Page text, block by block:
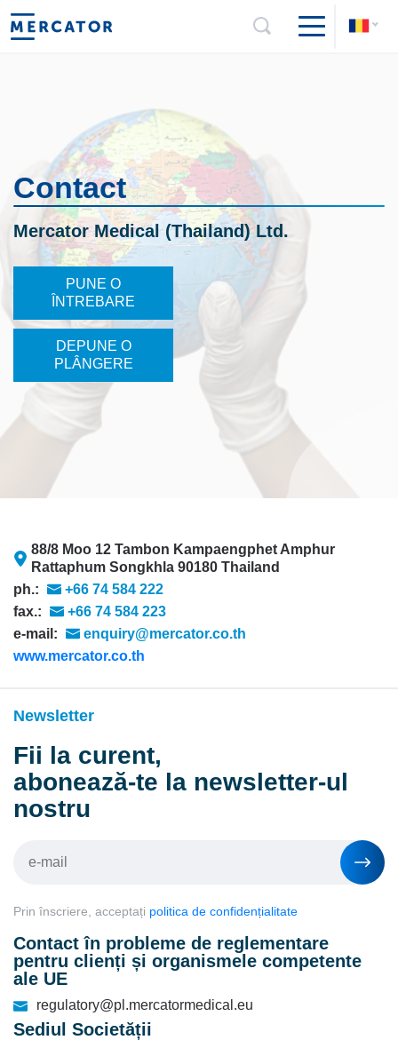
Contact
Mercator Medical (Thailand) Ltd.
PUNE O
ÎNTREBARE
DEPUNE O
PLÂNGERE
88/8 Moo 12 Tambon Kampaengphet Amphur
Rattaphum Songkhla 90180 Thailand
ph.:
+66 74 584 222
fax.:
+66 74 584 223
e-mail:
enquiry@mercator.co.th
www.mercator.co.th
Newsletter
Fii la curent,
abonează-te la newsletter-ul
nostru
Prin înscriere, acceptați politica de confidențialitate
Contact în probleme de reglementare
pentru clienți și organismele competente
ale UE
regulatory@pl.mercatormedical.eu
Sediul Societății